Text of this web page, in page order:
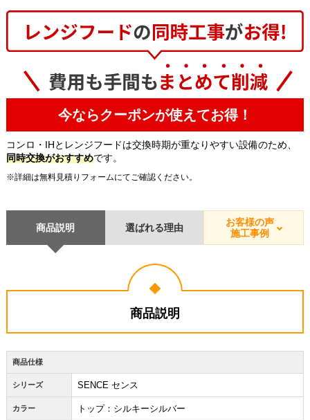
今ならクーポンが使えてお得！
コンロ・IHとレンジフードは交換時期が重なりやすい設備のため、
同時交換がおすすめです。
※詳細は無料見積りフォームにてご確認ください。
商品説明 選ばれる理由
お客様の声
施工事例
商品説明
商品仕様
シリーズ SENCE センス
カラー トップ：シルキーシルバー